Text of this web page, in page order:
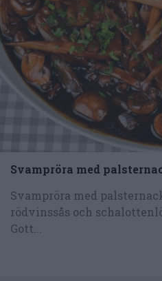
Svampröra med
Svampröra med
rödvinssås och
Gott...